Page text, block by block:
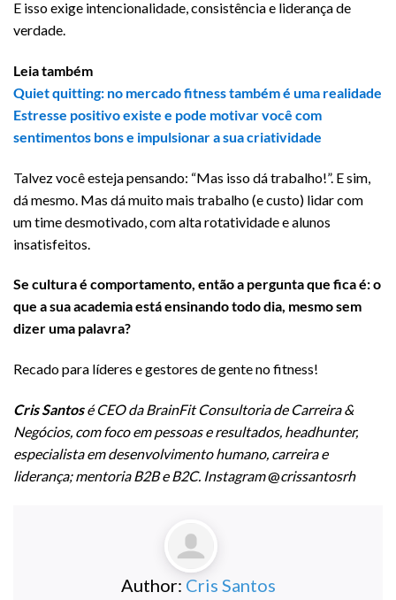
E isso exige intencionalidade, consistência e liderança de
verdade.
Leia também
Quiet quitting: no mercado fitness também é uma realidade
Estresse positivo existe e pode motivar você com
sentimentos bons e impulsionar a sua criatividade
Talvez você esteja pensando: “Mas isso dá trabalho!”. E sim,
dá mesmo. Mas dá muito mais trabalho (e custo) lidar com
um time desmotivado, com alta rotatividade e alunos
insatisfeitos.
Se cultura é comportamento, então a pergunta que fica é: o
que a sua academia está ensinando todo dia, mesmo sem
dizer uma palavra?
Recado para líderes e gestores de gente no fitness!
Cris Santosé CEO da BrainFit Consultoria de Carreira &
Negócios, com foco em pessoas e resultados, headhunter,
especialista em desenvolvimento humano, carreira e
liderança; mentoria B2B e B2C. Instagram@crissantosrh
Author: Cris Santos